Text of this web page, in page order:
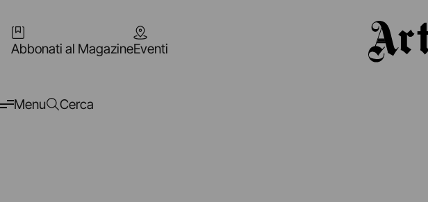
Abbonati al MagazineEventi
Menu Cerca